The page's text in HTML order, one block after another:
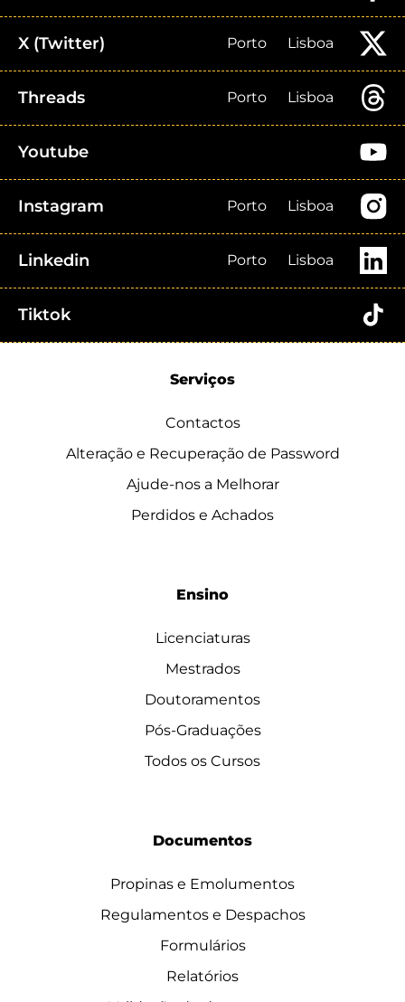
X (Twitter) Porto Lisboa
Threads Porto Lisboa
Youtube
Instagram Porto Lisboa
Linkedin Porto Lisboa
Tiktok
Serviços
Contactos
Alteração e Recuperação de Password
Ajude-nos a Melhorar
Perdidos e Achados
Ensino
Licenciaturas
Mestrados
Doutoramentos
Pós-Graduações
Todos os Cursos
Documentos
Propinas e Emolumentos
Regulamentos e Despachos
Formulários
Relatórios